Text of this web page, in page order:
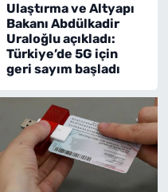
Ulaştırma ve Altyapı
Bakanı Abdülkadir
Uraloğlu açıkladı:
Türkiye’de 5G için
geri sayım başladı